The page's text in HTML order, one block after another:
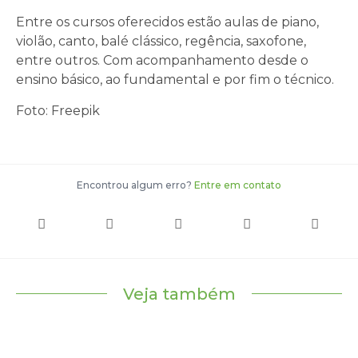
Entre os cursos oferecidos estão aulas de piano,
violão, canto, balé clássico, regência, saxofone,
entre outros. Com acompanhamento desde o
ensino básico, ao fundamental e por fim o técnico.
Foto: Freepik
Encontrou algum erro? Entre em contato
Veja também